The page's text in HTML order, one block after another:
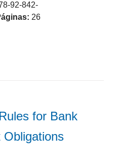
92-842-
26
for Bank
Obligations